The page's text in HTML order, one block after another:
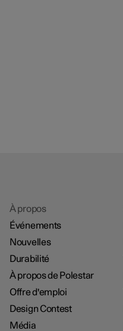
À propos
Événements
Nouvelles
Durabilité
À propos de Polestar
Offre d'emploi
Design Contest
Média